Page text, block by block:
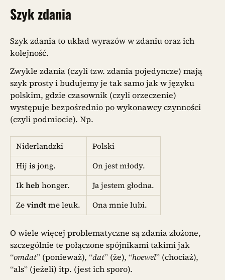
Szyk zdania
Szyk zdania to układ wyrazów w zdaniu oraz ich
kolejność.
Zwykle zdania (czyli tzw. zdania pojedyncze) mają
szyk prosty i budujemy je tak samo jak w języku
polskim, gdzie czasownik (czyli orzeczenie)
występuje bezpośrednio po wykonawcy czynności
(czyli podmiocie). Np.
Niderlandzki
Polski
Hijisjong.
On jest młody.
Ikheb honger.
Ja jestem głodna.
Zevindtme leuk. Ona mnie lubi.
O wiele więcej problematyczne są zdania złożone,
szczególnie te połączone spójnikami takimi jak
“omdat” (ponieważ), “dat” (że), “hoewel” (chociaż),
“als” (jeżeli) itp. (jest ich sporo).